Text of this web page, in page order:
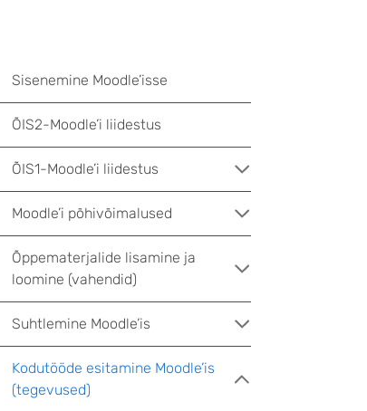
Sisenemine Moodle’isse
ÕIS2-Moodle’i liidestus
ÕIS1-Moodle’i liidestus
Moodle’i põhivõimalused
Õppematerjalide lisamine ja
loomine (vahendid)
Suhtlemine Moodle’is
Kodutööde esitamine Moodle’is
(tegevused)